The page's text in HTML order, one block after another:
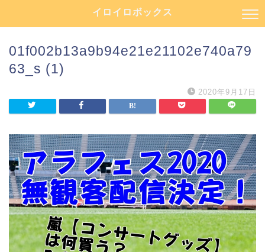
イロイロボックス
01f002b13a9b94e21e21102e740a79
63_s (1)
2020年9月17日